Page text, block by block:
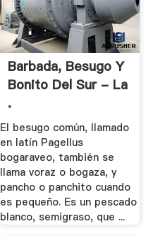
Barbada, Besugo Y
Bonito Del Sur - La
.
El besugo común, llamado
en latín Pagellus
bogaraveo, también se
llama voraz o bogaza, y
pancho o panchito cuando
es pequeño. Es un pescado
blanco, semigraso, que ...